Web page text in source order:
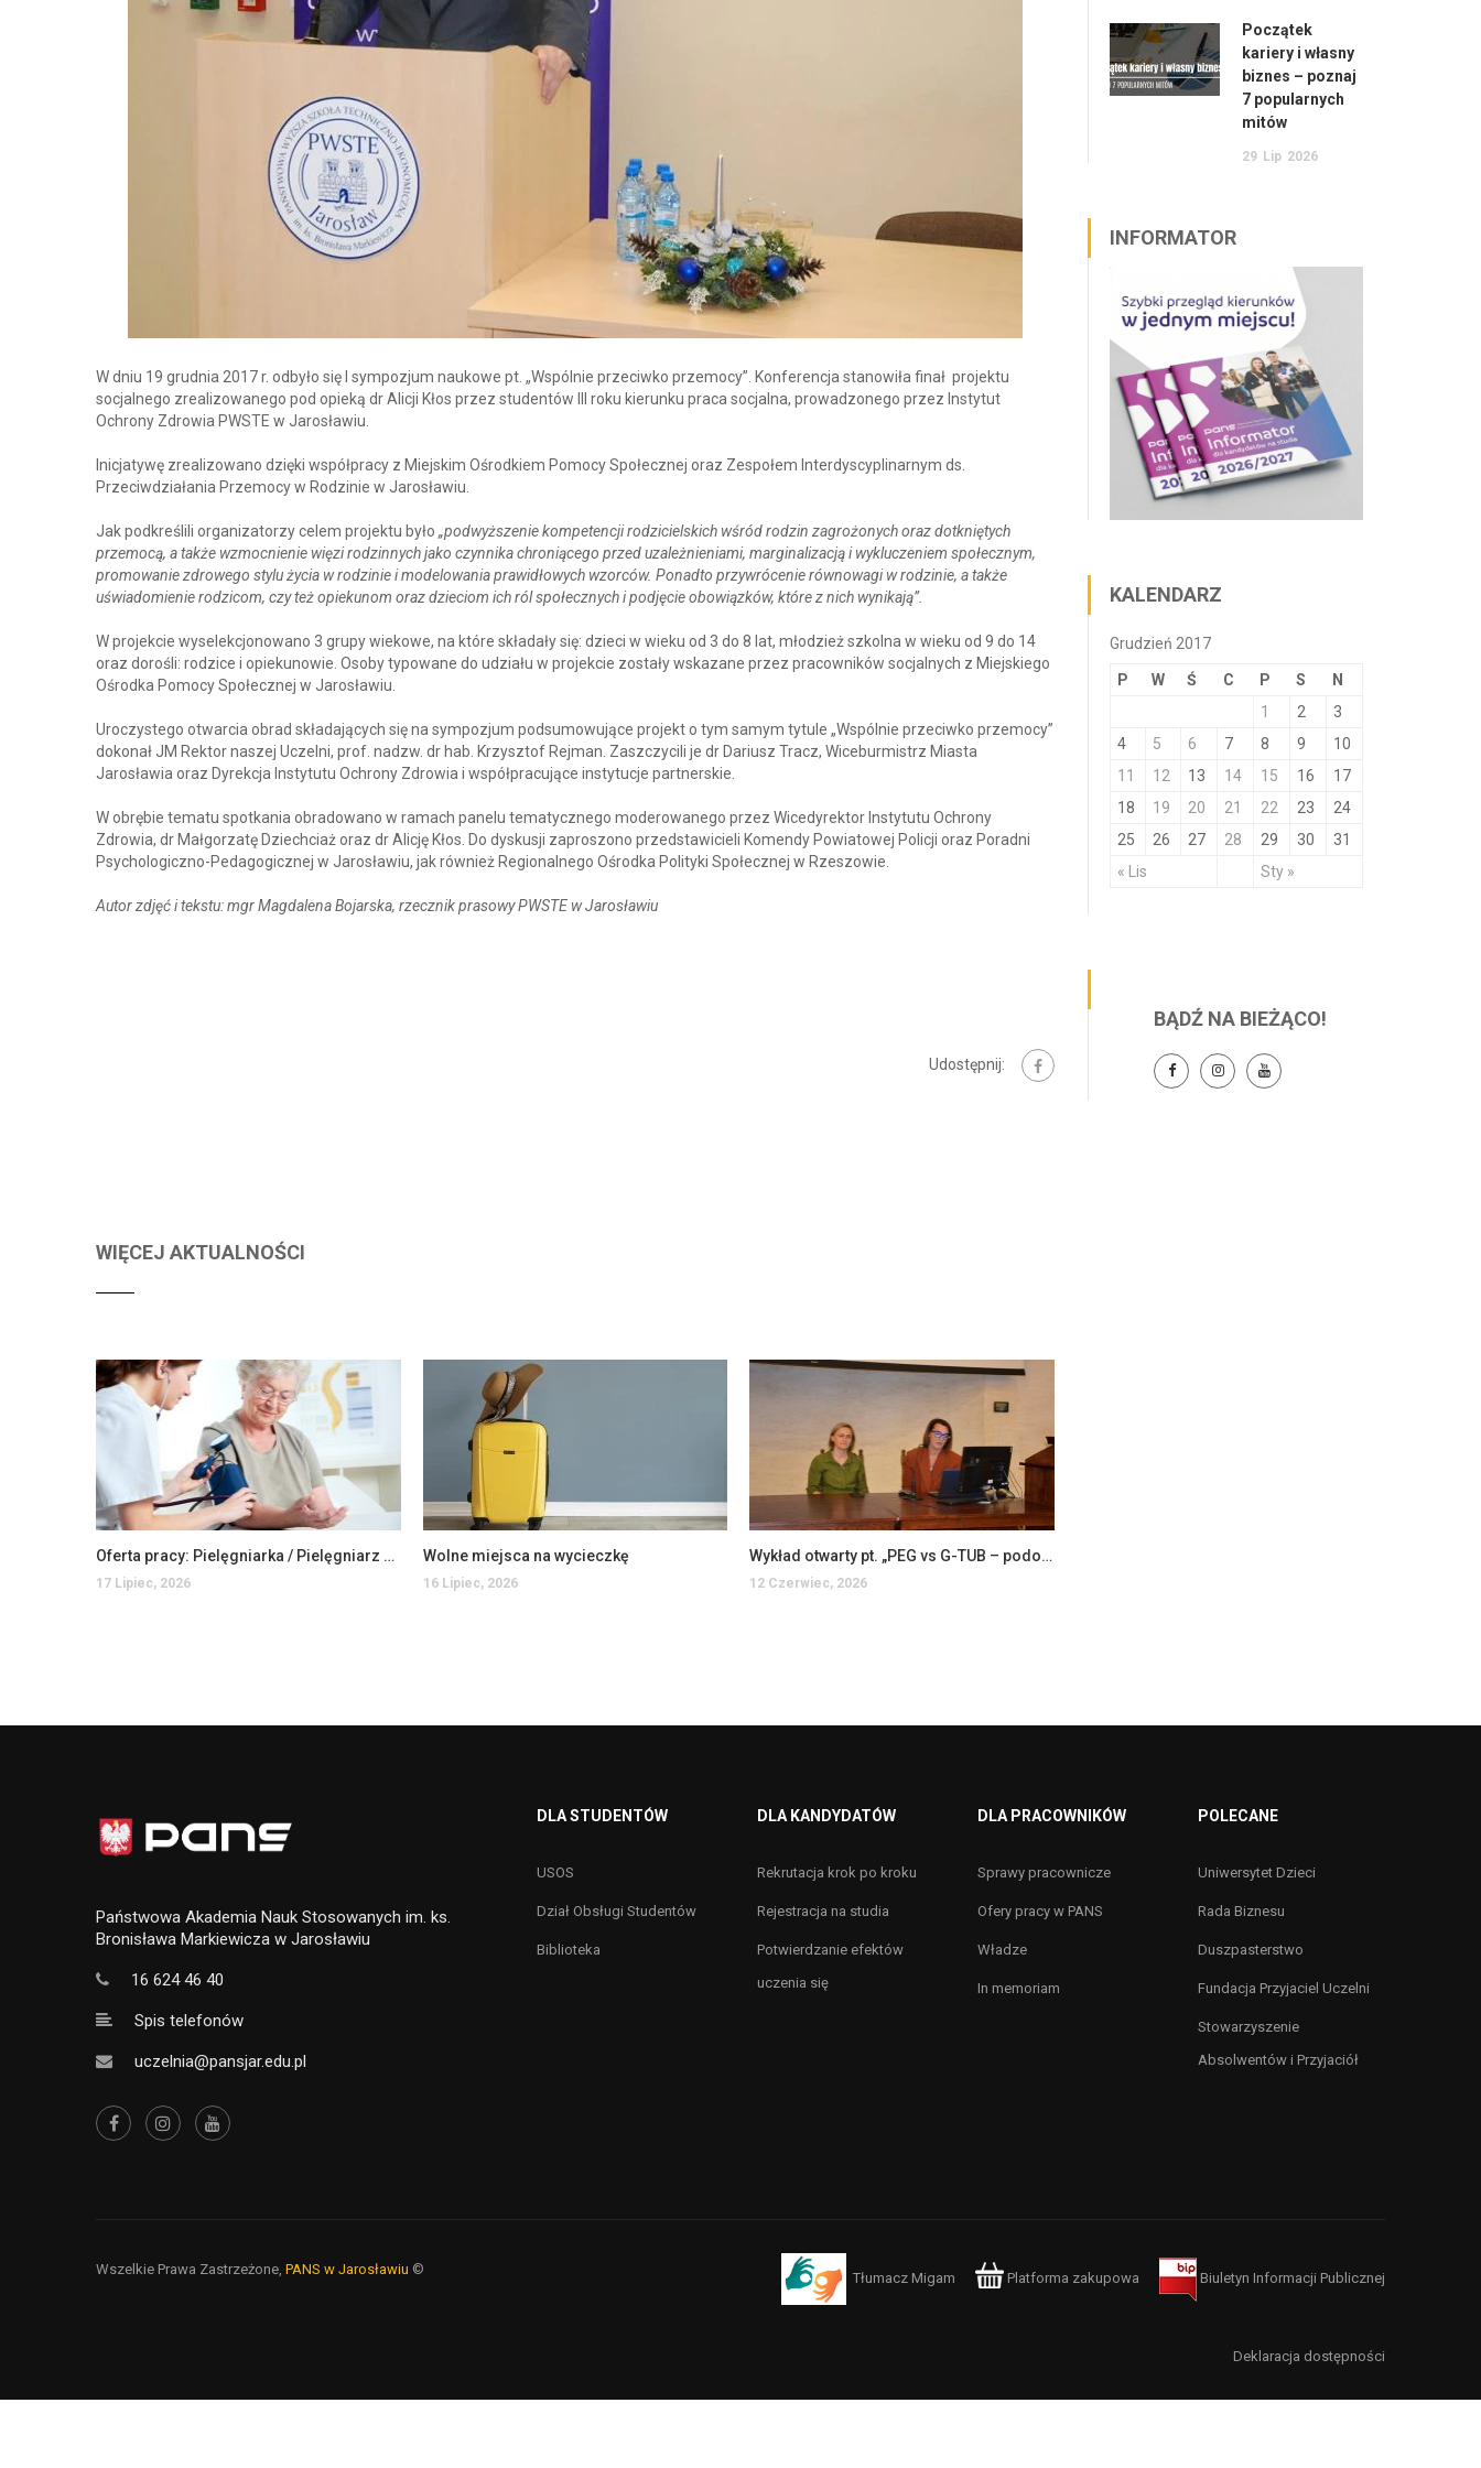
W dniu 19 grudnia 2017 r. odbyło się I sympozjum naukowe pt. „Wspólnie przeciwko przemocy”. Konferencja stanowiła finał projektu
socjalnego zrealizowanego pod opieką dr Alicji Kłos przez studentów III roku kierunku praca socjalna, prowadzonego przez Instytut
Ochrony Zdrowia PWSTE w Jarosławiu.
Inicjatywę zrealizowano dzięki współpracy z Miejskim Ośrodkiem Pomocy Społecznej oraz Zespołem Interdyscyplinarnym ds.
Przeciwdziałania Przemocy w Rodzinie w Jarosławiu.
Jak podkreślili organizatorzy celem projektu było „podwyższenie kompetencji rodzicielskich wśród rodzin zagrożonych oraz dotkniętych
przemocą, a także wzmocnienie więzi rodzinnych jako czynnika chroniącego przed uzależnieniami, marginalizacją i wykluczeniem społecznym,
promowanie zdrowego stylu życia w rodzinie i modelowania prawidłowych wzorców. Ponadto przywrócenie równowagi w rodzinie, a także
uświadomienie rodzicom, czy też opiekunom oraz dzieciom ich ról społecznych i podjęcie obowiązków, które z nich wynikają”.
W projekcie wyselekcjonowano 3 grupy wiekowe, na które składały się: dzieci w wieku od 3 do 8 lat, młodzież szkolna w wieku od 9 do 14
oraz dorośli: rodzice i opiekunowie. Osoby typowane do udziału w projekcie zostały wskazane przez pracowników socjalnych z Miejskiego
Ośrodka Pomocy Społecznej w Jarosławiu.
Uroczystego otwarcia obrad składających się na sympozjum podsumowujące projekt o tym samym tytule „Wspólnie przeciwko przemocy”
dokonał JM Rektor naszej Uczelni, prof. nadzw. dr hab. Krzysztof Rejman. Zaszczycili je dr Dariusz Tracz, Wiceburmistrz Miasta
Jarosławia oraz Dyrekcja Instytutu Ochrony Zdrowia i współpracujące instytucje partnerskie.
W obrębie tematu spotkania obradowano w ramach panelu tematycznego moderowanego przez Wicedyrektor Instytutu Ochrony
Zdrowia, dr Małgorzatę Dziechciaż oraz dr Alicję Kłos. Do dyskusji zaproszono przedstawicieli Komendy Powiatowej Policji oraz Poradni
Psychologiczno-Pedagogicznej w Jarosławiu, jak również Regionalnego Ośrodka Polityki Społecznej w Rzeszowie.
Autor zdjęć i tekstu: mgr Magdalena Bojarska, rzecznik prasowy PWSTE w Jarosławiu
Udostępnij:
WIĘCEJ AKTUALNOŚCI
Oferta pracy: Pielęgniarka / Pielęgniarz w Domu Pomocy Społecznej
17 Lipiec, 2026
Wolne miejsca na wycieczkę
16 Lipiec, 2026
Wykład otwarty pt. „PEG vs G-TUB – podobieństwa i różnice”
12 Czerwiec, 2026
Początek
kariery i własny
biznes – poznaj
7 popularnych
mitów
29 Lip 2026
INFORMATOR
KALENDARZ
Grudzień 2017
P W Ś C P S N
« Lis Sty »
1 2
3
4
5 6 7 8 9
10
11
12 13 14 15 16
17
18
19 20 21 22 23
24
25
26 27 28 29 30 31
BĄDŹ NA BIEŻĄCO!
Państwowa Akademia Nauk Stosowanych im. ks.
Bronisława Markiewicza w Jarosławiu
16 624 46 40
Spis telefonów
uczelnia@pansjar.edu.pl
DLA STUDENTÓW
USOS
Dział Obsługi Studentów
Biblioteka
DLA KANDYDATÓW
Rekrutacja krok po kroku
Rejestracja na studia
Potwierdzanie efektów
uczenia się
DLA PRACOWNIKÓW
Sprawy pracownicze
Ofery pracy w PANS
Władze
In memoriam
POLECANE
Uniwersytet Dzieci
Rada Biznesu
Duszpasterstwo
Fundacja Przyjaciel Uczelni
Stowarzyszenie
Absolwentów i Przyjaciół
Wszelkie Prawa Zastrzeżone, PANS w Jarosławiu ©
Tłumacz Migam Platforma zakupowa Biuletyn Informacji Publicznej
Deklaracja dostępności